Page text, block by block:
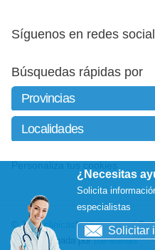
¿Necesitas
Solicita
especialistas
Solicitar
Síguenos en redes
Búsquedas rápidas por
© 2026clinicasfertilidad.com|
Website creada porbalneariais